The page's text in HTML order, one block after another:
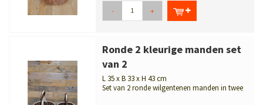
- +
Ronde 2 kleurige manden set
van 2
L 35 x B 33 x H 43 cm
Set van 2 ronde wilgentenen manden in twee